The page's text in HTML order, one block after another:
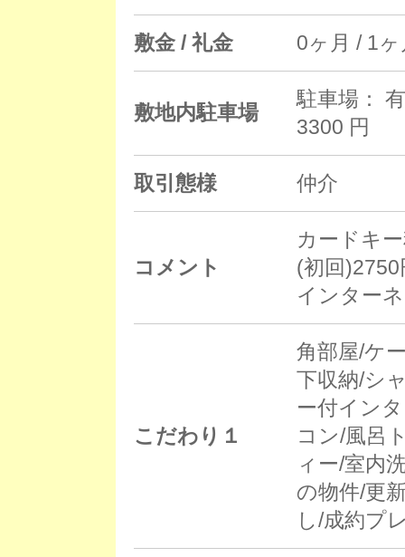
敷金 / 礼金 0ヶ月 / 1ヶ
敷地内駐車場
駐車場：
3300 円
取引態様 仲介
コメント
カードキ
(初回
インター
こだわり１
角部屋/ケ
下収納/シ
ー付イン
コン/風呂
ィー/室内
の物件/更
し/成約プ